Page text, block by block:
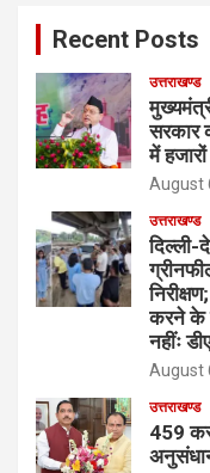
Recent Posts
उत्तराखण्ड
सरकार
में
August
उत्तराखण्ड
दिल्ली-
करने के
नहींः
August
उत्तराखण्ड
459